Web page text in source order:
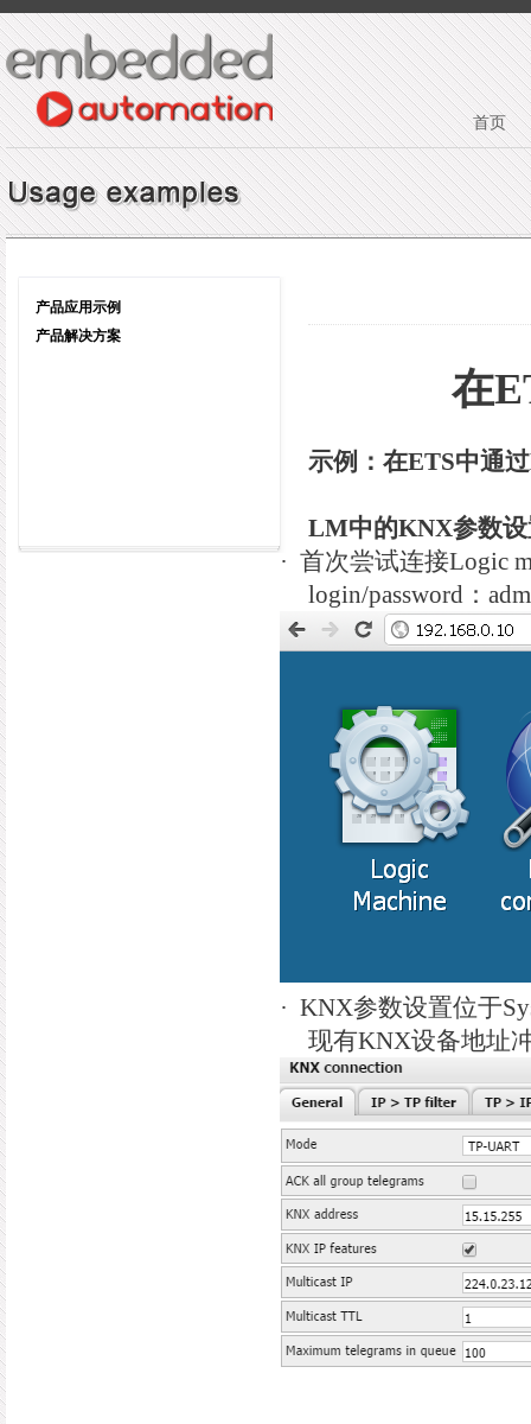
首页
产品应用示例
产品解决方案
在
示例：在ETS中通过
LM中的KNX参数
· 首次尝试连接Logic
login/password ：
· KNX参数设置位于
现有KNX设备地址